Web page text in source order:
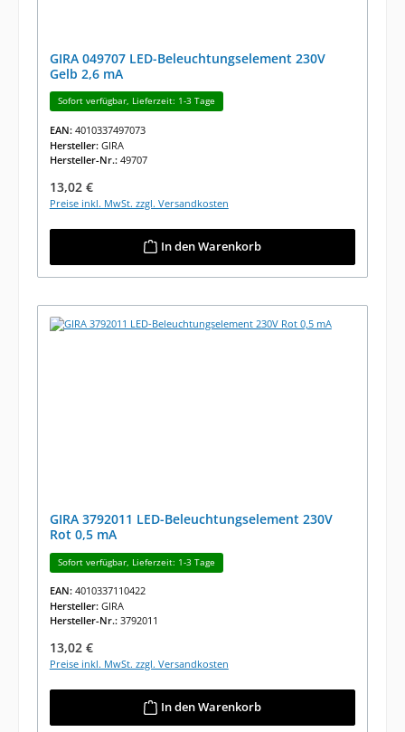
GIRA 049707 LED-Beleuchtungselement 230V
Gelb 2,6 mA
Sofort verfügbar, Lieferzeit: 1-3 Tage
EAN: 4010337497073
Hersteller: GIRA
Hersteller-Nr.: 49707
Regulärer Preis:
13,02 €
Preise inkl. MwSt. zzgl. Versandkosten
In den Warenkorb
GIRA 3792011 LED-Beleuchtungselement 230V
Rot 0,5 mA
Sofort verfügbar, Lieferzeit: 1-3 Tage
EAN: 4010337110422
Hersteller: GIRA
Hersteller-Nr.: 3792011
Regulärer Preis:
13,02 €
Preise inkl. MwSt. zzgl. Versandkosten
In den Warenkorb